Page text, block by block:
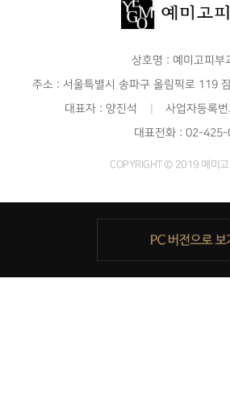
상호명 : 예미고피부
주소 : 서울특별시 송파구 올림픽로 119
대표자 : 양진석
사업자등록
대표전화 : 02-
COPYRIGHT © 2019 예미